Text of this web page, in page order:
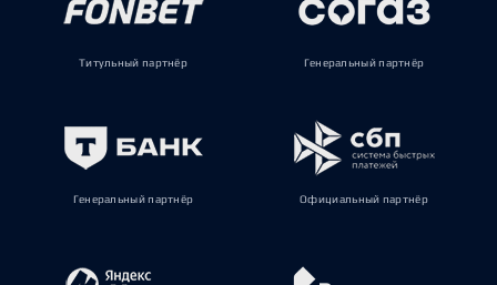
Титульный партнёр Генеральный партнёр
Генеральный партнёр Официальный партнёр